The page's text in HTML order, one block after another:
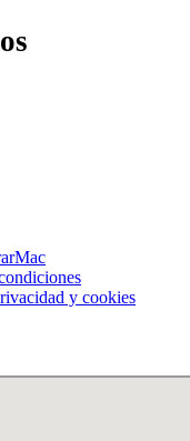
y cookies